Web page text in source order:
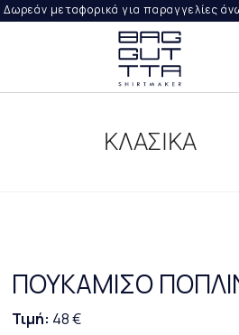
Δωρεάν μεταφορικά για παραγγελίες
ΚΛΑΣΙΚΑ
ΠΟΥΚΑΜΙΣΟ
Τιμή: 48 €